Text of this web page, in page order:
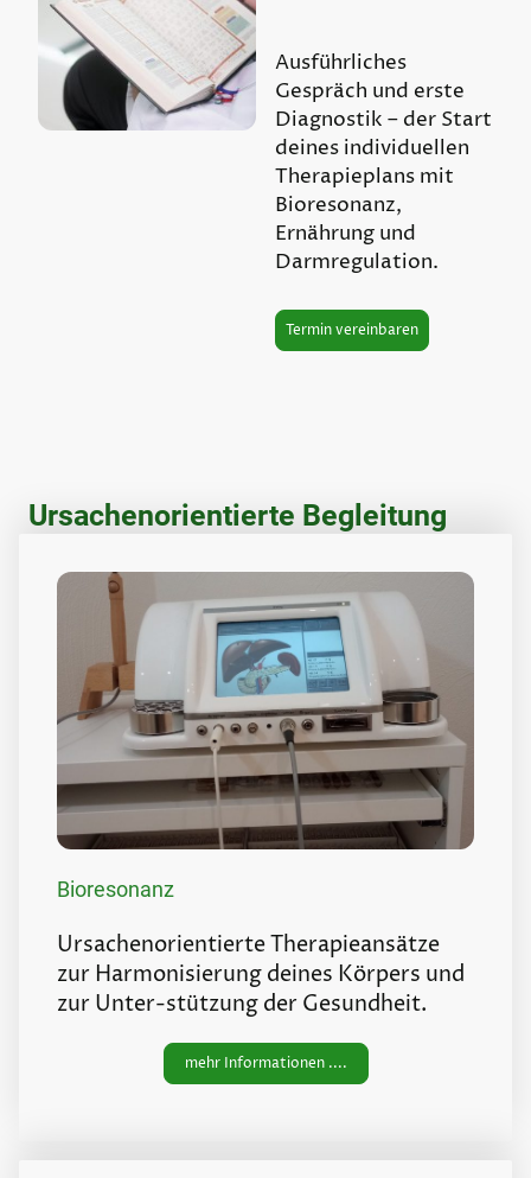
Ausführliches
Gespräch und erste
Diagnostik – der Start
deines individuellen
Therapieplans mit
Bioresonanz,
Ernährung und
Darmregulation.
Termin vereinbaren
Ursachenorientierte Begleitung
Bioresonanz
Ursachenorientierte Therapieansätze
zur Harmonisierung deines Körpers und
zur Unter-stützung der Gesundheit.
mehr Informationen ....